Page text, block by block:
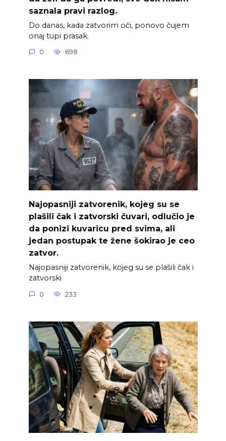
saznala pravi razlog.
Do danas, kada zatvorim oči, ponovo čujem
onaj tupi prasak.
0 698
Najopasniji zatvorenik, kojeg su se
plašili čak i zatvorski čuvari, odlučio je
da ponizi kuvaricu pred svima, ali
jedan postupak te žene šokirao je ceo
zatvor.
Najopasniji zatvorenik, kojeg su se plašili čak i
zatvorski
0 233